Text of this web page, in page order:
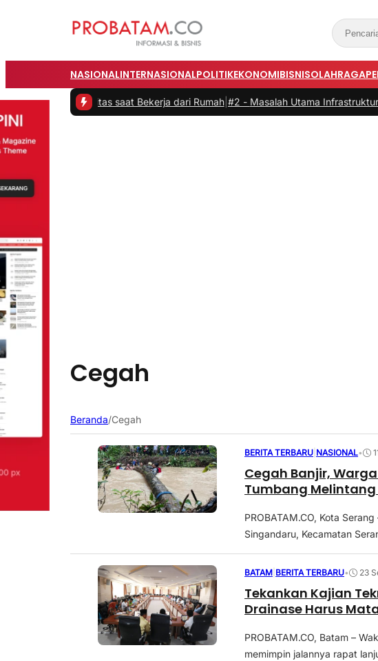
NASIONALINTERNASIONALPOLITIKEKONOMIBISNISOLAHRAGA
saat Bekerja dari Rumah |#2 -Masalah Utama Infrastruktur
Cegah
Beranda/Cegah
BERITA TERBARU NASIONAL•
Cegah Banjir,
Tumbang
PROBATAM.CO, Kota
Singandaru, Kecamatan
BATAM BERITA TERBARU• 23
Tekankan Kajian
Drainase Harus
PROBATAM.CO, Batam –
memimpin jalannya rapat